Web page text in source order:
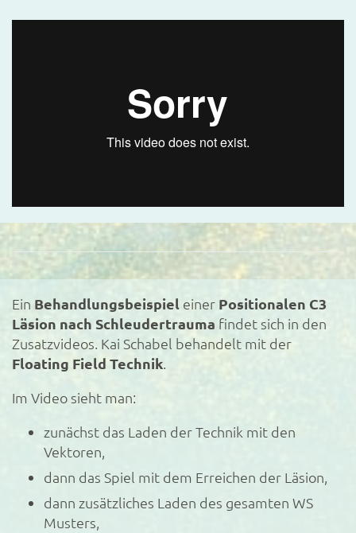
Ein Behandlungsbeispiel einer Positionalen C3
Läsion nach Schleudertrauma findet sich in den
Zusatzvideos. Kai Schabel behandelt mit der
Floating Field Technik.
Im Video sieht man:
zunächst das Laden der Technik mit den
Vektoren,
dann das Spiel mit dem Erreichen der Läsion,
dann zusätzliches Laden des gesamten WS
Musters,